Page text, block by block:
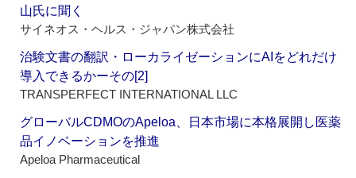
山氏に聞く
サイネオス・ヘルス・ジャパン株式会社
治験文書の翻訳・ローカライゼーションにAIをどれだけ
導入できるかーその[2]
TRANSPERFECT INTERNATIONAL LLC
グローバルCDMOのApeloa、日本市場に本格展開し医薬
品イノベーションを推進
Apeloa Pharmaceutical